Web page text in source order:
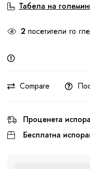
Табела на
2 посетители го
Compare
Проценета
Бесплатна